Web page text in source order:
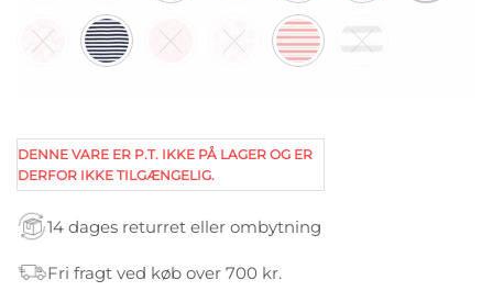
DENNE VARE ER P.T. IKKE PÅ LAGER OG ER
DERFOR IKKE TILGÆNGELIG.
14 dages returret eller ombytning
Fri fragt ved køb over 700 kr.